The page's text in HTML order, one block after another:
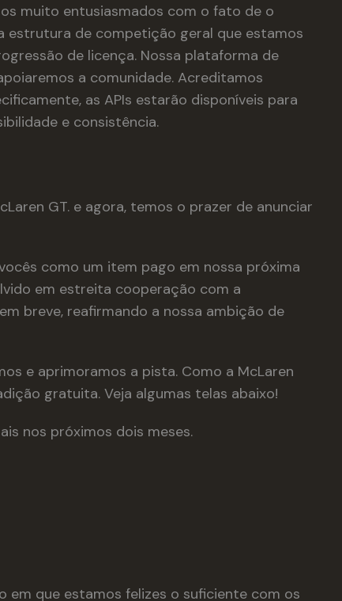
muito entusiasmados com o fato de o
estrutura de competição geral que estamos
de licença. Nossa plataforma de
a comunidade. Acreditamos
as APIs estarão disponíveis para
e consistência.
GT. e agora, temos o prazer de anunciar
como um item pago em nossa próxima
em estreita cooperação com a
breve, reafirmando a nossa ambição de
e aprimoramos a pista. Como a McLaren
gratuita. Veja algumas telas abaixo!
nos próximos dois meses.
em que estamos felizes o suficiente com os